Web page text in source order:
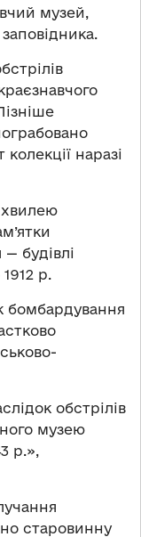
музей,
наразі
хвилею
будівлі
р.
бомбардування
обстрілів
музею
р.»,
старовинну